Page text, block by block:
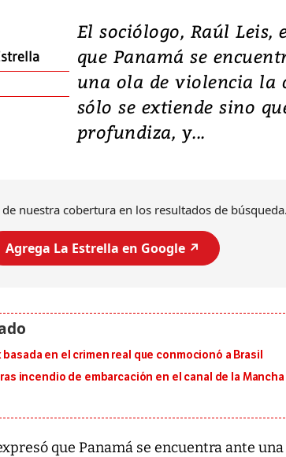
El sociólogo, Raúl Leis,
que Panamá se
una ola de violencia la
sólo se extiende sino
profundiza, y...
nuestra cobertura en los resultados de búsqueda.
Agrega La Estrella en Google ↗️
basada en el crimen real que conmocionó a Brasil
incendio de embarcación en el canal de la Mancha
que Panamá se encuentra ante
Video, Japón:
deja heridos y
daños en
al sur de Japón,